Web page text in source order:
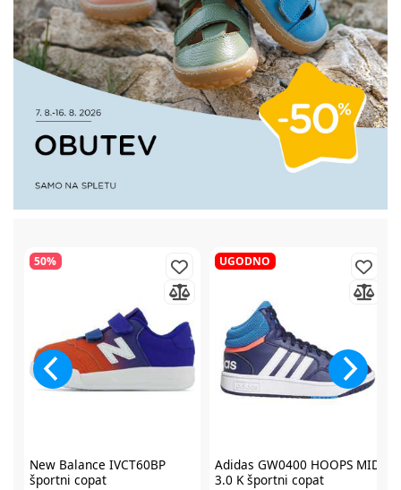
50%
New Balance IVCT60BP
športni copat
UGODNO
Adidas GW0400 HOOPS MID
3.0 K športni copat